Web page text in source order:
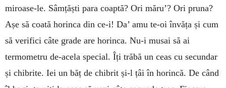
miroase-le. Sâmțăști para coaptă? Ori măru’? Ori pruna?
Așe să coată horinca din ce-i! Da’ amu te-oi învăța și cum
să verifici câte grade are horinca. Nu-i musai să ai
termometru de-acela special. Îți trăbă un ceas cu secundar
și chibrite. Iei un băț de chibrit și-l țâi în horincă. De când